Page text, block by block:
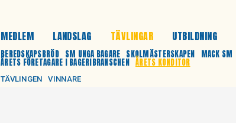
MEDLEM LANDSLAG TÄVLINGAR UTBILDNING
BEREDSKAPSBRÖD SM UNGA BAGARE SKOLMÄSTERSKAPEN MACK SM
ÅRETS FÖRETAGARE I BAGERIBRANSCHEN ÅRETS KONDITOR
TÄVLINGEN VINNARE